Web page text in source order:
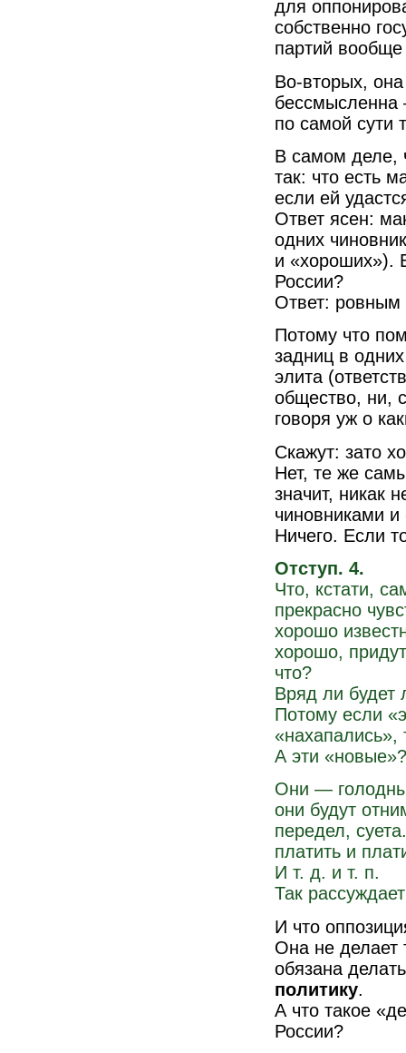
для
собственно
партий
Во-вторых,
бессмысленна
по самой сути
В самом деле,
так: что есть
если ей
Ответ ясен:
одних
и «хороших»).
России?
Ответ: ровным
Потому что
задниц в
элита
общество, ни,
говоря уж о
Cкажут: зато
Нет, те же
значит, никак
чиновниками и
Ничего. Если
Отступ. 4.
Что, кстати,
прекрасно
хорошо
хорошо,
что?
Вряд ли будет
Потому если
«нахапались»,
А эти «новые»?
Они —
они будут
передел,
платить и
И т. д. и т. п.
Так
И что
Она не делает
обязана
политику.
А что такое
России?